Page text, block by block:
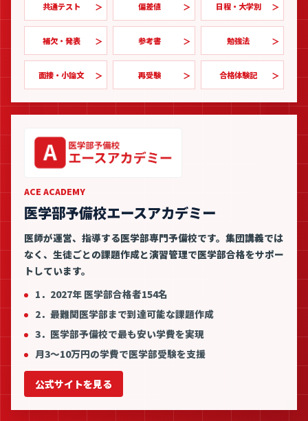
共通テスト 偏差値 日程・大学別
補欠・発表 参考書 勉強法
面接・小論文 再受験 合格体験記
ACE ACADEMY
医学部予備校エースアカデミー
医師が運営、指導する医学部専門予備校です。集団講義では
なく、生徒ごとの課題作成と演習管理で医学部合格をサポー
トしています。
1．2027年 医学部合格者154名
2．最難関医学部まで到達可能な課題作成
3．医学部予備校で最も安い学費を実現
月3〜10万円の学費で医学部受験を支援
公式サイトを見る